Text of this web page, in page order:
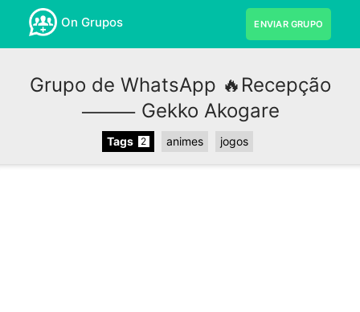
On Grupos ENVIAR GRUPO
Grupo de WhatsApp 🔥Recepção
⸻ Gekko Akogare
Tags 2 animes jogos